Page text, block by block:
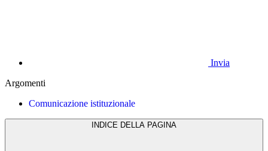
Invia
Argomenti
Comunicazione istituzionale